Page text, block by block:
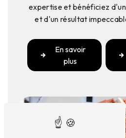
expertise et bénéficiez
et d'un résultat
En savoir
plus